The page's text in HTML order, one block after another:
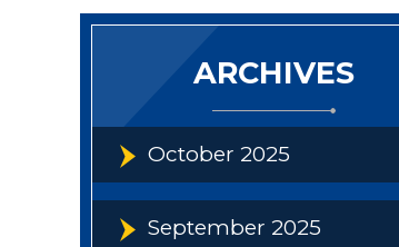
ARCHIVES
October 2025
September 2025